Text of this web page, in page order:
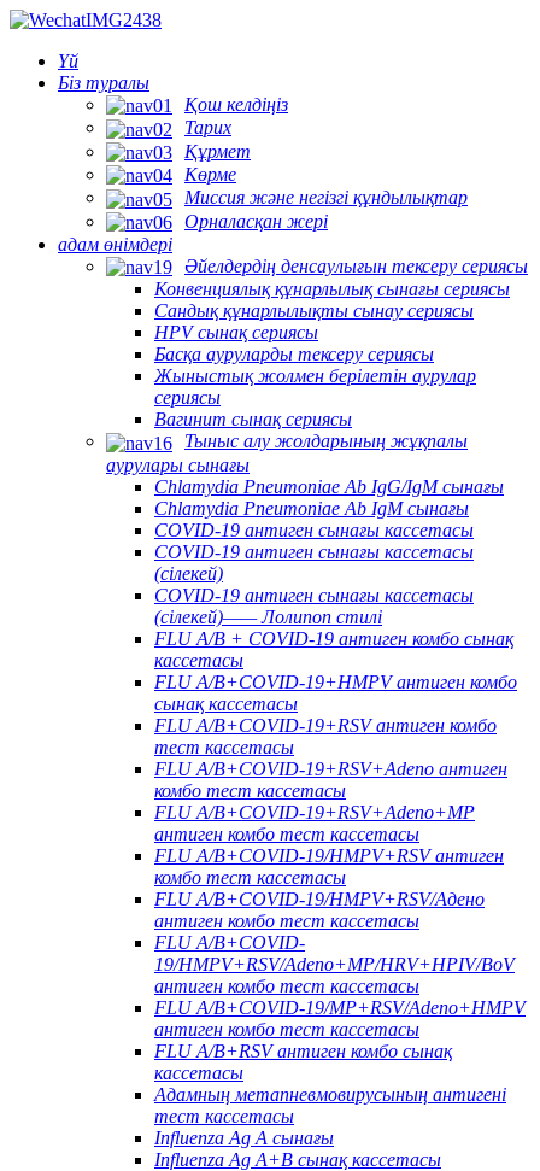
Үй
Біз туралы
Қош келдіңіз
Тарих
Құрмет
Көрме
Миссия және негізгі құндылықтар
Орналасқан жері
адам өнімдері
Әйелдердің денсаулығын тексеру сериясы
Конвенциялық құнарлылық сынағы сериясы
Сандық құнарлылықты сынау сериясы
HPV сынақ сериясы
Басқа ауруларды тексеру сериясы
Жыныстық жолмен берілетін аурулар
сериясы
Вагинит сынақ сериясы
Тыныс алу жолдарының жұқпалы
аурулары сынағы
Chlamydia Pneumoniae Ab IgG/IgM сынағы
Chlamydia Pneumoniae Ab IgM сынағы
COVID-19 антиген сынағы кассетасы
COVID-19 антиген сынағы кассетасы
(сілекей)
COVID-19 антиген сынағы кассетасы
(сілекей)—— Лолипоп стилі
FLU A/B + COVID-19 антиген комбо сынақ
кассетасы
FLU A/B+COVID-19+HMPV антиген комбо
сынақ кассетасы
FLU A/B+COVID-19+RSV антиген комбо
тест кассетасы
FLU A/B+COVID-19+RSV+Adeno антиген
комбо тест кассетасы
FLU A/B+COVID-19+RSV+Adeno+MP
антиген комбо тест кассетасы
FLU A/B+COVID-19/HMPV+RSV антиген
комбо тест кассетасы
FLU A/B+COVID-19/HMPV+RSV/Адено
антиген комбо тест кассетасы
FLU A/B+COVID-
19/HMPV+RSV/Adeno+MP/HRV+HPIV/BoV
антиген комбо тест кассетасы
FLU A/B+COVID-19/MP+RSV/Adeno+HMPV
антиген комбо тест кассетасы
FLU A/B+RSV антиген комбо сынақ
кассетасы
Адамның метапневмовирусының антигені
тест кассетасы
Influenza Ag A сынағы
Influenza Ag A+B сынақ кассетасы